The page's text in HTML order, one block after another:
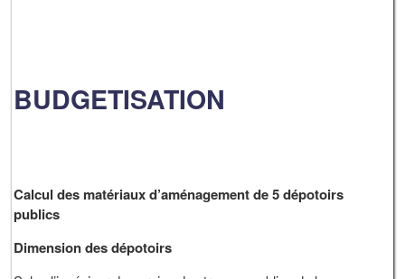
BUDGETISATION
Calcul des matériaux d’aménagement de 5 dépotoirs
publics
Dimension des dépotoirs